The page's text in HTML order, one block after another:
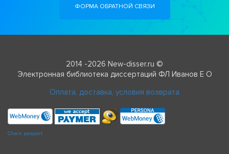
ФОРМА ОБРАТНОЙ СВЯЗИ
2014 -2026 New-disser.ru ©
Электронная библиотека диссертаций ФЛ Иванов Е О
Оплата, доставка, условия возврата
Check passport